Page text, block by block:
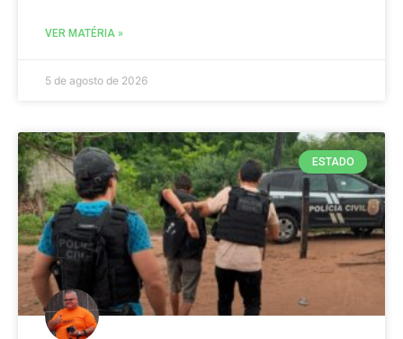
VER MATÉRIA »
5 de agosto de 2026
ESTADO